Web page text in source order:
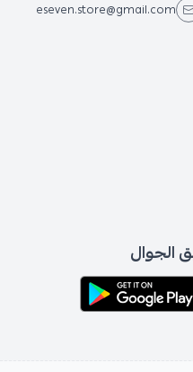
eseven.store@gmail.com
الجوال